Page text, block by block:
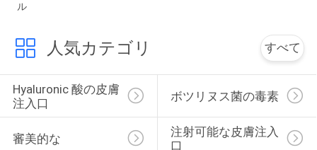
ル
人気カテゴリ すべて
Hyaluronic 酸の皮膚
注入口
ボツリヌス菌の毒素
審美的な
注射可能な皮膚注入
口